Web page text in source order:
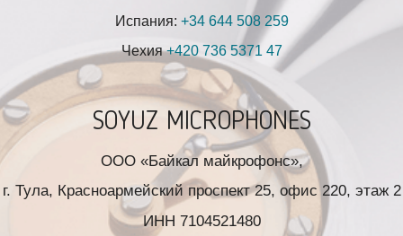
Испания: +34 644 508 259
Чехия+420 736 5371 47
SOYUZ MICROPHONES
ООО «Байкал майкрофонс»,
г. Тула, Красноармейский проспект 25, офис 220, этаж 2
ИНН 7104521480